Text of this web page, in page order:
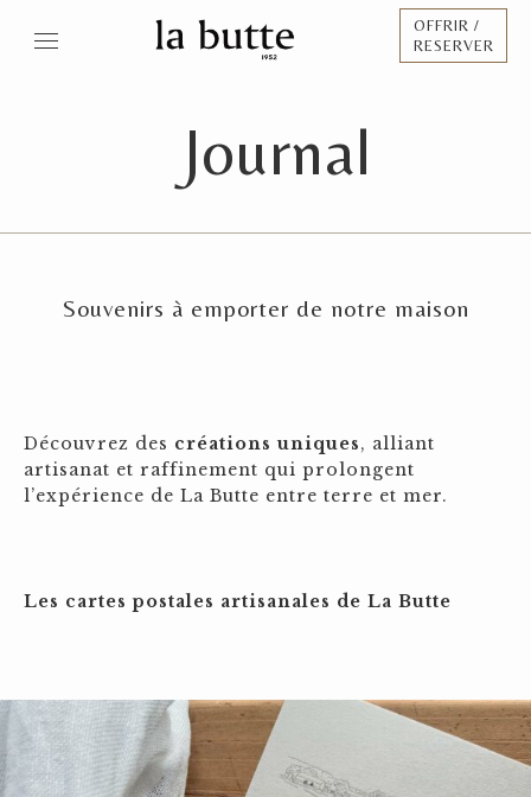
OFFRIR /
RESERVER
Journal
Souvenirs à emporter de notre maison
Découvrez des créations uniques, alliant
artisanat et raffinement qui prolongent
l’expérience de La Butte entre terre et mer.
Les cartes postales artisanales de La Butte